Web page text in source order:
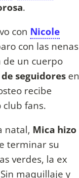
.
con Nicole
con las nenas
de un cuerpo
seguidores en
recibe
fans.
natal, Mica hizo
terminar su
verdes, la ex
maquillaje y